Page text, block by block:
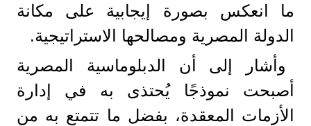
ما انعكس بصورة إيجابية على مكانة
الدولة المصرية ومصالحها الاستراتيجية.
وأشار إلى أن الدبلوماسية المصرية
أصبحت نموذجًا يُحتذى به في إدارة
الأزمات المعقدة، بفضل ما تتمتع به من